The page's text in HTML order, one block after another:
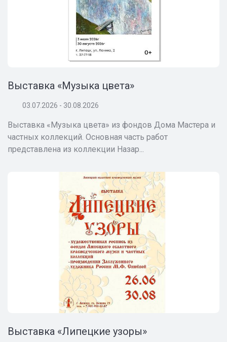
Выставка «Музыка цвета»
03.07.2026 - 30.08.2026
Выставка «Музыка цвета» из фондов Дома Мастера и
частных коллекций. Основная часть работ
представлена из коллекции Назар...
Выставка «Липецкие узоры»